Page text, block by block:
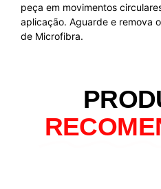
peça em movimentos
aplicação. Aguarde e remova
de Microfibra.